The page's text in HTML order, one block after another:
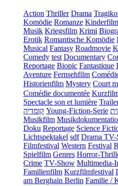
Action Thriller Drama
Komödie Romanze Kinderfilm
Musik Kriegsfilm Krimi
Erotik Romantische Komödie
Musical Fantasy Roadmovie
Comedy test Documentary
Reportage Biopic Fantastique
Aventure Fernsehfilm
Historienfilm Mystery Court
Comédie documentée
Spectacle son et lumière
קומדיה Young-Fiction-Serie
Musikfilm
Doku Reportage Science
Lichtspektakel sdf Drama TV-
Filmfestival Western Festival
Spielfilm Genres Horror-
Crime TV-Show Multimedia-
Familienfilm Kurzfilmfestival
am Berghain Berlin Familie /